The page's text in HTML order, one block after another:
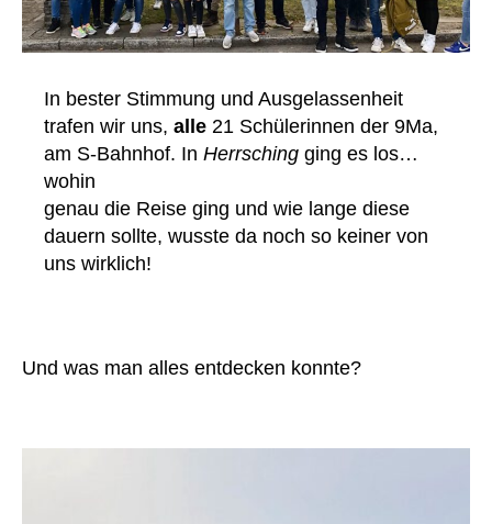
In bester Stimmung und Ausgelassenheit
trafen wir uns, alle 21 Schülerinnen der 9Ma,
am S-Bahnhof. In Herrsching ging es los…
wohin
genau die Reise ging und wie lange diese
dauern sollte, wusste da noch so keiner von
uns wirklich!
Und was man alles entdecken konnte?